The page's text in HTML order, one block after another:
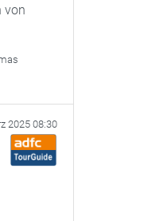
von
2025 08:30